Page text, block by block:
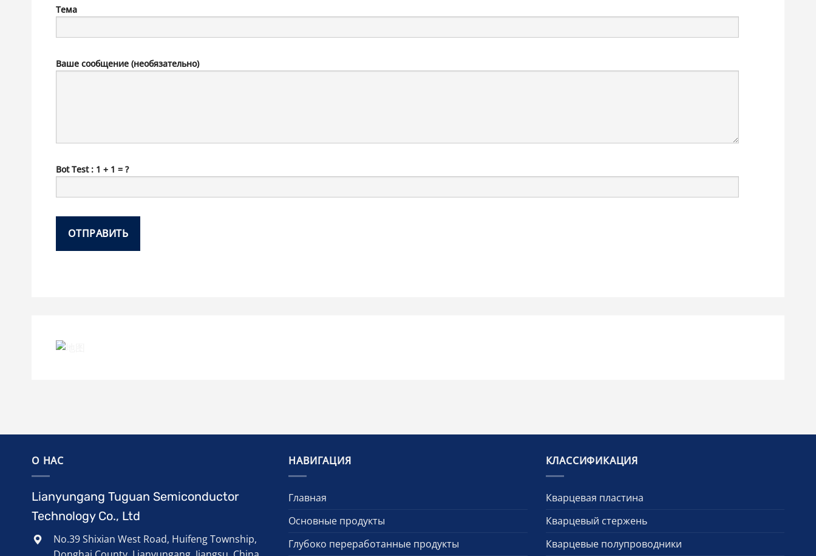
Тема
Ваше сообщение (необязательно)
Bot Test : 1 + 1 = ?
О НАС
Lianyungang Tuguan Semiconductor
Technology Co., Ltd
No.39 Shixian West Road, Huifeng Township,
НАВИГАЦИЯ
Главная
Основные продукты
Глубоко переработанные продукты
КЛАССИФИКАЦИЯ
Кварцевая пластина
Кварцевый стержень
Кварцевые полупроводники